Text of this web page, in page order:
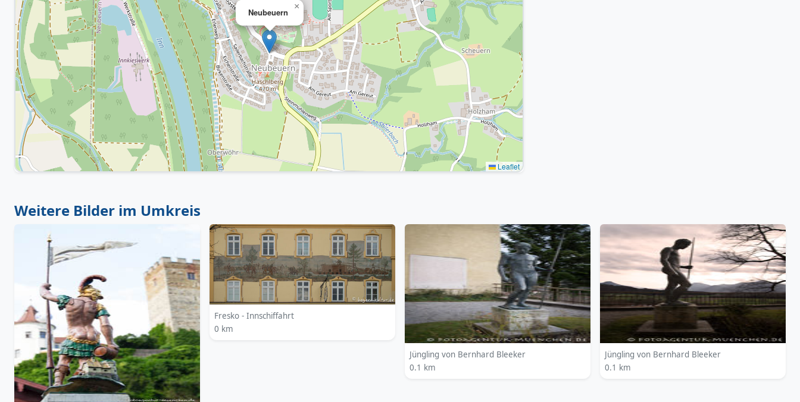
Neubeuern
×
Leaflet
Weitere Bilder im Umkreis
Fresko - Innschiffahrt
0 km
Jüngling von Bernhard Bleeker
0.1 km
Jüngling von Bernhard Bleeker
0.1 km